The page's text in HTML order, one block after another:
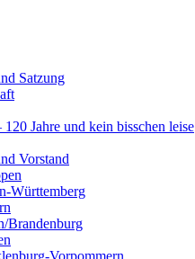
Satzung
Jahre und kein bisschen leise
Vorstand
Württemberg
Brandenburg
Vorpommern